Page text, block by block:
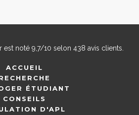
est noté 9,7/10 selon 438 avis clients.
ACCUEIL
ÉTUDIANT
CONSEILS
D'APL